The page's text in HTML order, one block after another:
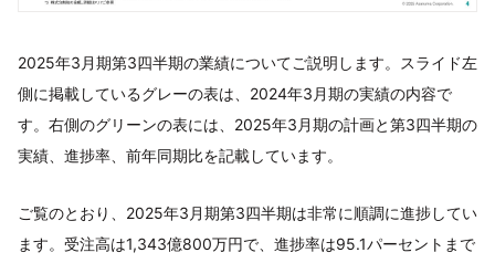
2025年3月期第3四半期の業績についてご説明します。スライド左
側に掲載しているグレーの表は、2024年3月期の実績の内容で
す。右側のグリーンの表には、2025年3月期の計画と第3四半期の
実績、進捗率、前年同期比を記載しています。
ご覧のとおり、2025年3月期第3四半期は非常に順調に進捗してい
ます。受注高は1,343億800万円で、進捗率は95.1パーセントまで